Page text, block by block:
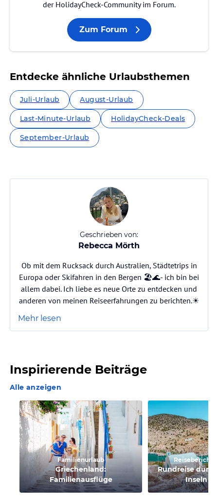
der HolidayCheck-Community im Forum.
Zum Forum
Entdecke ähnliche Urlaubsthemen
Juli-Urlaub August-Urlaub
Last-Minute-Urlaub HolidayCheck-Deals
September-Urlaub
Geschrieben von:
Rebecca Mörth
Ob mit dem Rucksack durch Australien, Städtetrips in
Europa oder Skifahren in den Bergen 🏖️🌊- ich bin bei
allem dabei. Ich liebe es neue Orte zu entdecken und
anderen von meinen Reiseerfahrungen zu berichten.☀️
Mehr lesen
Inspirierende Beiträge
Alle anzeigen
Familienurlaub
Griechenland:
Familienausflüge
Reisebericht
Rundreise
Inseln